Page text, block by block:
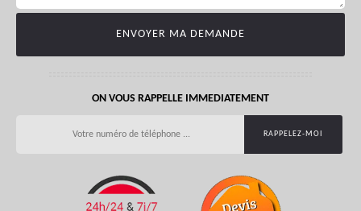
ON VOUS RAPPELLE IMMEDIATEMENT